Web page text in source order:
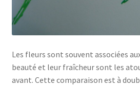
Les fleurs sont souvent associées
beauté et leur fraîcheur sont les
avant. Cette comparaison est à